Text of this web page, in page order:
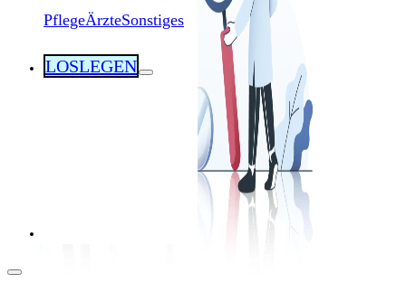
Als Pflegekraft in die Schweiz: Leben, Kultur
und Alltag (2026)
PflegeÄrzteSonstiges
LOSLEGEN